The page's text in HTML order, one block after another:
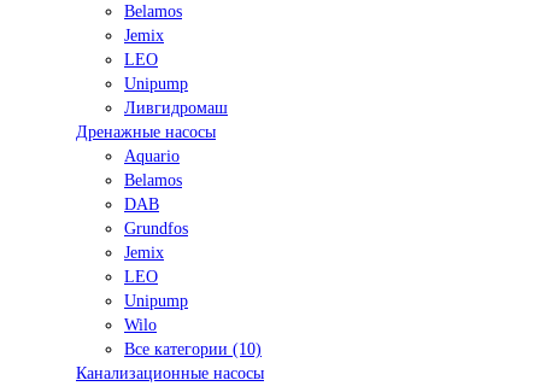
Belamos
Jemix
LEO
Unipump
Ливгидромаш
Дренажные насосы
Aquario
Belamos
DAB
Grundfos
Jemix
LEO
Unipump
Wilo
Все категории (10)
Канализационные насосы